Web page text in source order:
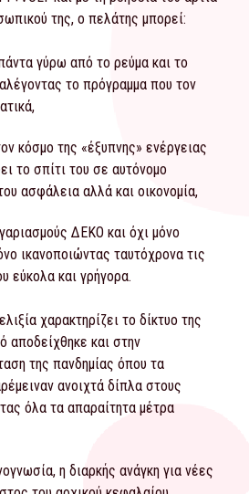
της, ο πελάτης μπορεί:
γύρω από το ρεύμα και το
το πρόγραμμα που τον
κόσμο της «έξυπνης» ενέργειας
το σπίτι του σε αυτόνομο
ασφάλεια αλλά και οικονομία,
ΔΕΚΟ και όχι μόνο
ικανοποιώντας ταυτόχρονα τις
εύκολα και γρήγορα.
χαρακτηρίζει το δίκτυο της
αποδείχθηκε και στην
της πανδημίας όπου τα
ανοιχτά δίπλα στους
όλα τα απαραίτητα μέτρα
η διαρκής ανάγκη για νέες